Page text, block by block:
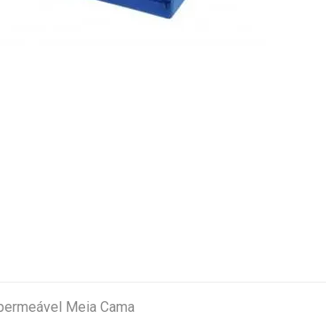
Meia Cama